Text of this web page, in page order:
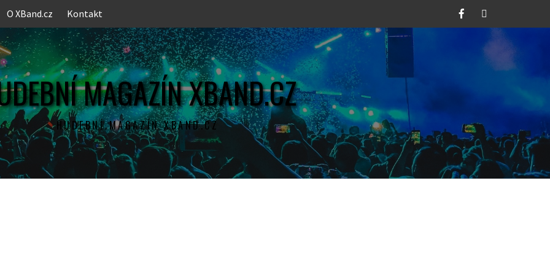
O XBand.cz Kontakt FacebookTwitter
MAGAZÍN XBAND.CZ
HUDEBNÍ MAGAZÍN XBAND.CZ